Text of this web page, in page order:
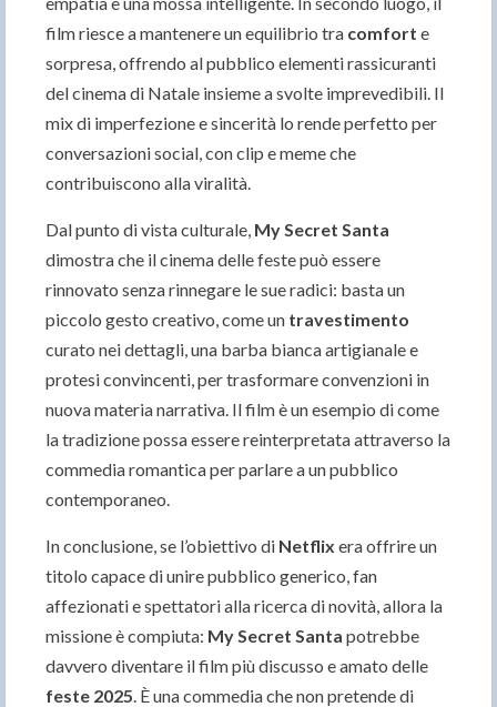
film riesce a mantenere un equilibrio tra comfort e
sorpresa, offrendo al pubblico elementi rassicuranti
del cinema di Natale insieme a svolte imprevedibili. Il
mix di imperfezione e sincerità lo rende perfetto per
conversazioni social, con clip e meme che
contribuiscono alla viralità.
Dal punto di vista culturale, My Secret Santa
dimostra che il cinema delle feste può essere
rinnovato senza rinnegare le sue radici: basta un
piccolo gesto creativo, come un travestimento
curato nei dettagli, una barba bianca artigianale e
protesi convincenti, per trasformare convenzioni in
nuova materia narrativa. Il film è un esempio di come
la tradizione possa essere reinterpretata attraverso la
commedia romantica per parlare a un pubblico
contemporaneo.
In conclusione, se l’obiettivo di Netflix era offrire un
titolo capace di unire pubblico generico, fan
affezionati e spettatori alla ricerca di novità, allora la
missione è compiuta: My Secret Santa potrebbe
davvero diventare il film più discusso e amato delle
feste 2025. È una commedia che non pretende di